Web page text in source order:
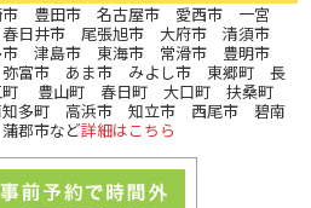
豊田市 名古屋市 愛西市 一宮
日井市 尾張旭市 大府市 清須市
津島市 東海市 常滑市 豊明市
富市 あま市 みよし市 東郷町 長
豊山町 春日町 大口町 扶桑町
多町 高浜市 知立市 西尾市 碧南
郡市など詳細はこちら